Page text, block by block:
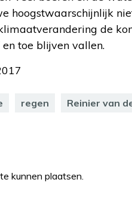
hoogstwaarschijnlijk
de
toe blijven vallen.
regen Reinier van
kunnen plaatsen.